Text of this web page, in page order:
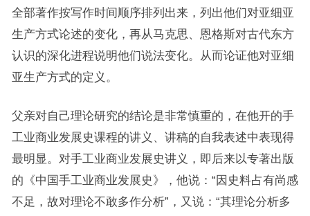
全部著作按写作时间顺序排列出来，列出他们对亚细亚
生产方式论述的变化，再从马克思、恩格斯对古代东方
认识的深化进程说明他们说法变化。从而论证他对亚细
亚生产方式的定义。
父亲对自己理论研究的结论是非常慎重的，在他开的手
工业商业发展史课程的讲义、讲稿的自我表述中表现得
最明显。对手工业商业发展史讲义，即后来以专著出版
的《中国手工业商业发展史》，他说：“因史料占有尚感
不足，故对理论不敢多作分析”，又说：“其理论分析多